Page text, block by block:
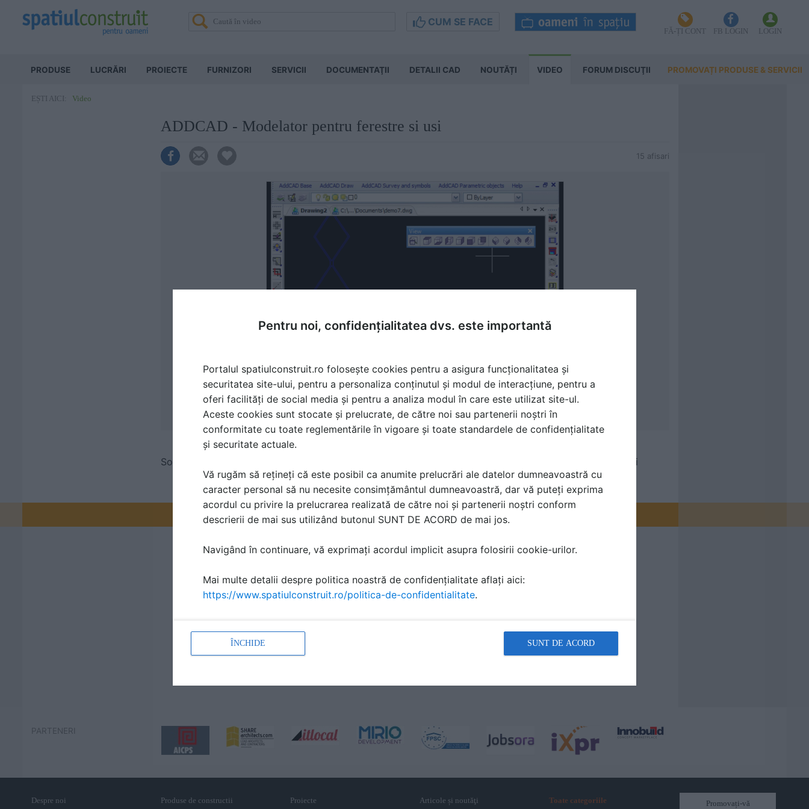
CUM SE FACE
FĂ-ȚI CONT FB LOGIN LOGIN
PRODUSE LUCRĂRI PROIECTE FURNIZORI SERVICII DOCUMENTAŢII DETALII CAD NOUTĂȚI VIDEO FORUM DISCUŢII PROMOVAȚI PRODUSE & SERVICII
EȘTI AICI: Video
ADDCAD - Modelator pentru ferestre si usi
15 afisari
Soft proiectare, Proiectare 3D, Program de proiectare, Detalii CAD, Modelator ferestre, Modelator de usi
Promovați-vă produsele și serviciile pe SpatiulConstruit.ro!
PARTENERI
Despre noi Produse de constructii Proiecte Articole și noutăţi Toate categoriile
Promovați-vă
Pentru noi, confidențialitatea dvs. este importantă
Portalul spatiulconstruit.ro folosește cookies pentru a asigura funcționalitatea și
securitatea site-ului, pentru a personaliza conținutul și modul de interacțiune, pentru a
oferi facilități de social media și pentru a analiza modul în care este utilizat site-ul.
Aceste cookies sunt stocate și prelucrate, de către noi sau partenerii noștri în
conformitate cu toate reglementările în vigoare și toate standardele de confidențialitate
și securitate actuale.
Vă rugăm să rețineți că este posibil ca anumite prelucrări ale datelor dumneavoastră cu
caracter personal să nu necesite consimțământul dumneavoastră, dar vă puteți exprima
acordul cu privire la prelucrarea realizată de către noi și partenerii noștri conform
descrierii de mai sus utilizând butonul SUNT DE ACORD de mai jos.
Navigând în continuare, vă exprimați acordul implicit asupra folosirii cookie-urilor.
Mai multe detalii despre politica noastră de confidențialitate aflați aici:
https://www.spatiulconstruit.ro/politica-de-confidentialitate.
ÎNCHIDE SUNT DE ACORD